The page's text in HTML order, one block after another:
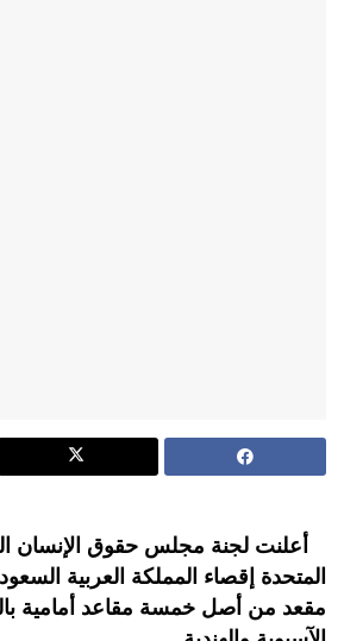
أعلنت لجنة مجلس حقوق الإنسان
المتحدة إقصاء المملكة العربية
مقعد من أصل خمسة مقاعد أمامية